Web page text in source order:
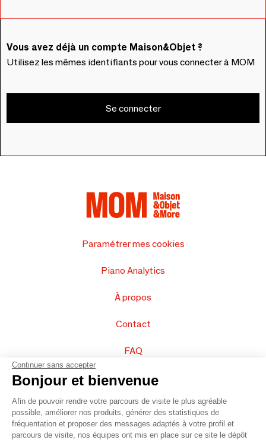
Vous avez déjà un compte Maison&Objet ?
Utilisez les mêmes identifiants pour vous connecter à MOM
Se connecter
Paramétrer mes cookies
Piano Analytics
À propos
Contact
FAQ
Vendez vos produits
Plan du site
Continuer sans accepter
Bonjour et bienvenue
Afin de pouvoir rendre votre parcours de visite le plus agréable
possible, améliorer nos produits, générer des statistiques de
fréquentation et proposer des messages adaptés à votre profil et
parcours de visite, nos équipes ont mis en place sur ce site le dépôt